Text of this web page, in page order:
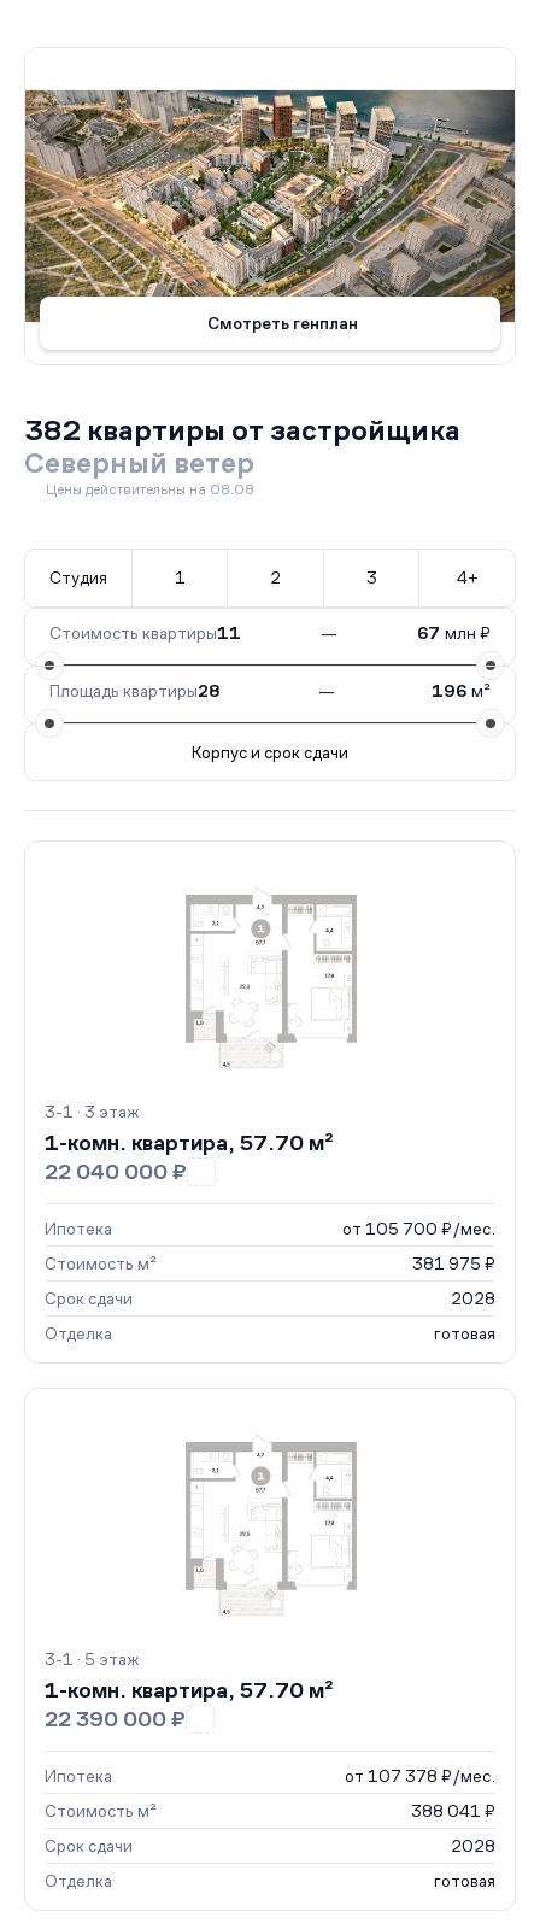
Смотреть генплан
382 квартиры от застройщика
Северный ветер
Цены действительны на 08.08
Студия 1 2 3 4+
Стоимость квартиры11 — 67 млн ₽
Площадь квартиры28 — 196 м²
Корпус и срок сдачи
3-188 кв.II кв. 2028
3-1 · 3 этаж
1-комн. квартира, 57.70 м²
22 040 000 ₽
Ипотека
от 105 700 ₽/мес.
Стоимость м²
381 975 ₽
Срок сдачи
2028
Отделка
готовая
3-1 · 5 этаж
1-комн. квартира, 57.70 м²
22 390 000 ₽
Ипотека
от 107 378 ₽/мес.
Стоимость м²
388 041 ₽
Срок сдачи
2028
Отделка
готовая